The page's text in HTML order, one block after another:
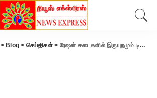
> Blog > செய்திகள்> ரேஷன் கடைகளில் இருபுறமும் டிஸ்ப்ளே கட்டாயம்!